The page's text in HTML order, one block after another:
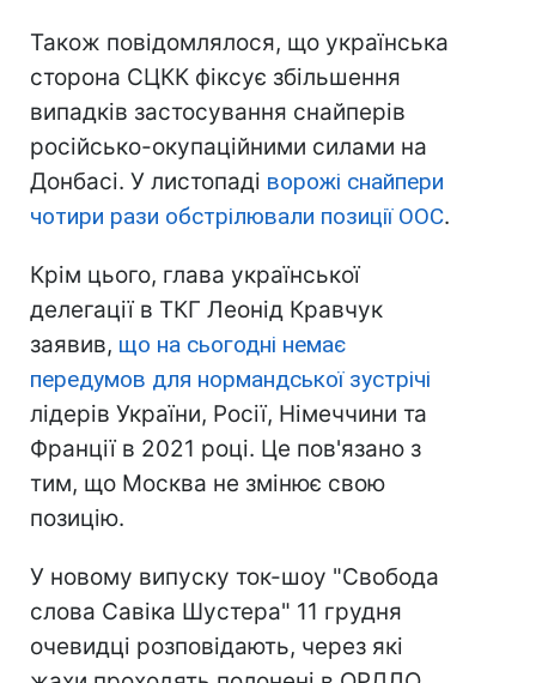
Також повідомлялося, що українська
сторона СЦКК фіксує збільшення
випадків застосування снайперів
російсько-окупаційними силами на
Донбасі. У листопаді ворожі снайпери
чотири рази обстрілювали позиції ООС.
Крім цього, глава української
делегації в ТКГ Леонід Кравчук
заявив, що на сьогодні немає
передумов для нормандської зустрічі
лідерів України, Росії, Німеччини та
Франції в 2021 році. Це пов'язано з
тим, що Москва не змінює свою
позицію.
У новому випуску ток-шоу "Свобода
слова Савіка Шустера" 11 грудня
очевидці розповідають, через які